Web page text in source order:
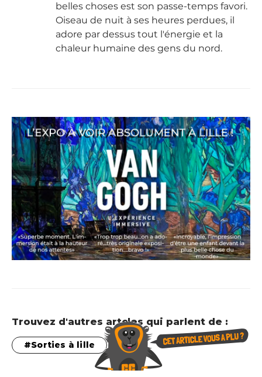
belles choses est son passe-temps favori.
Oiseau de nuit à ses heures perdues, il
adore par dessus tout l'énergie et la
chaleur humaine des gens du nord.
Trouvez d'autres artcles qui parlent de :
Sorties à lille